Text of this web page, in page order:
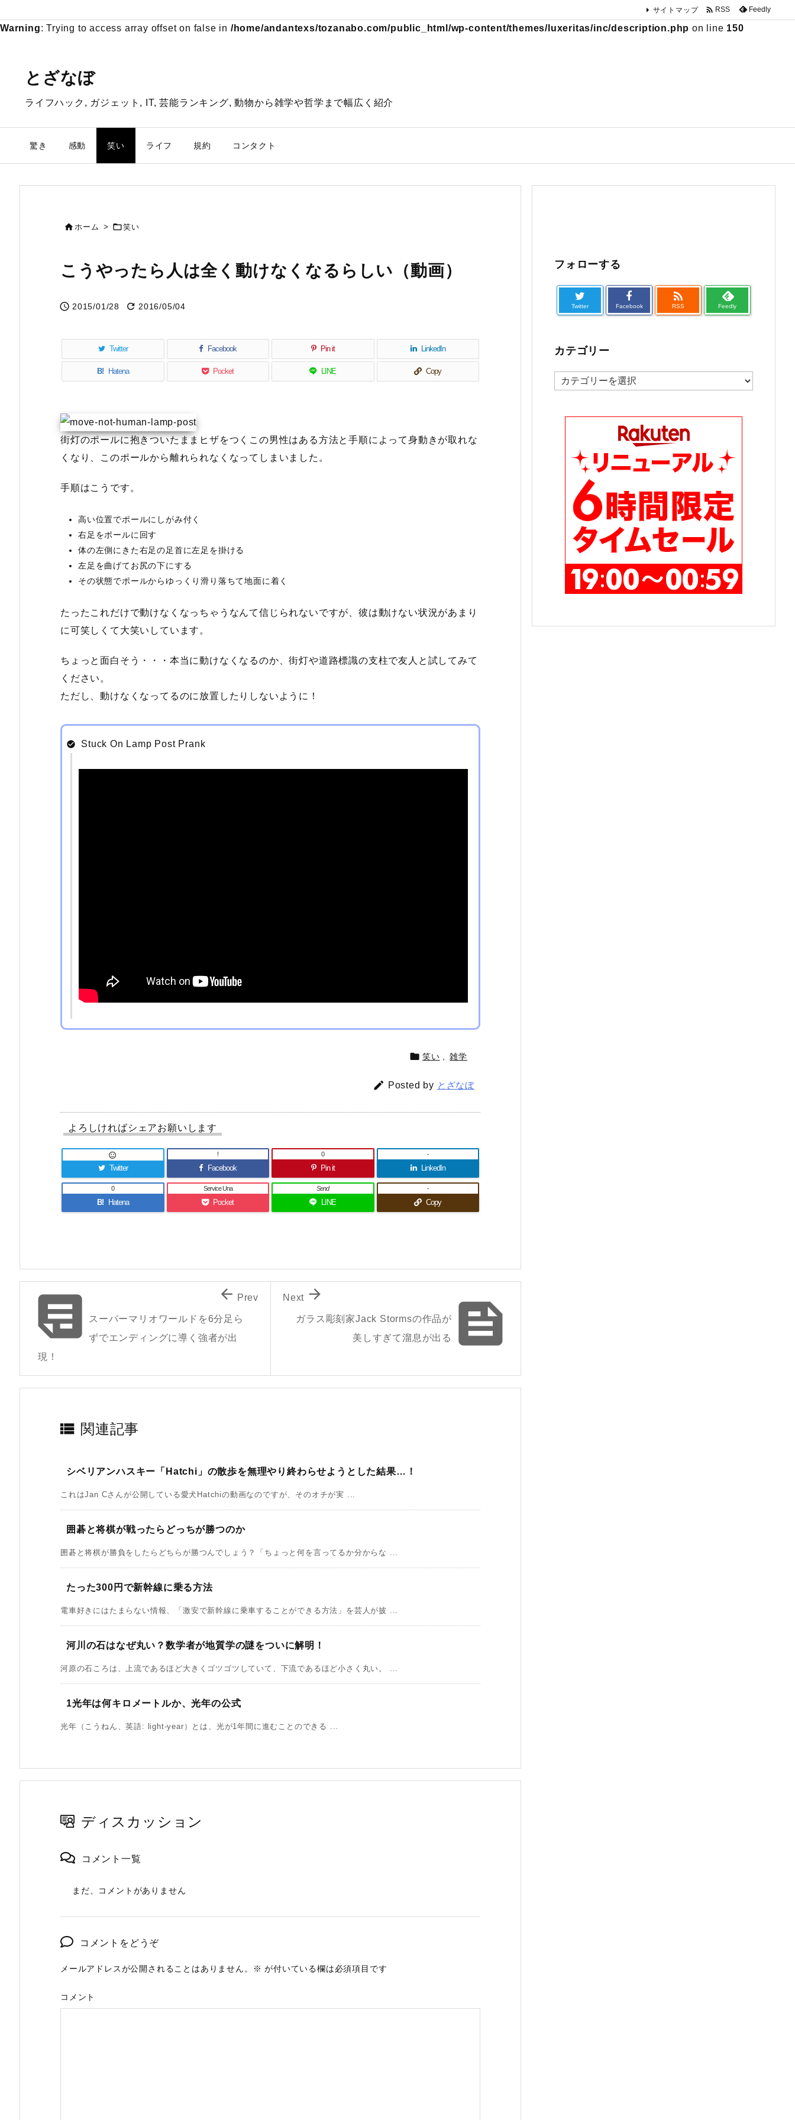
Warning: Trying to access array offset on false in /home/andantexs/tozanabo.com/public_html/wp-content/themes/luxeritas/inc/description.php on line 150
とざなぼ
ライフハック, ガジェット, IT, 芸能ランキング, 動物から雑学や哲学まで幅広く紹介
驚き 感動 笑い ライフ 規約 コンタクト
サイトマップ  RSS Feedly
ホーム > 笑い
こうやったら人は全く動けなくなるらしい（動画）
 2015/01/28  2016/05/04
Twitter Facebook Pin it LinkedIn
B! Hatena Pocket LINE Copy
街灯のポールに抱きついたままヒザをつくこの男性はある方法と手順によって身動きが取れな
くなり、このポールから離れられなくなってしまいました。
手順はこうです。
高い位置でポールにしがみ付く
右足をポールに回す
体の左側にきた右足の足首に左足を掛ける
左足を曲げてお尻の下にする
その状態でポールからゆっくり滑り落ちて地面に着く
たったこれだけで動けなくなっちゃうなんて信じられないですが、彼は動けない状況があまり
に可笑しくて大笑いしています。
ちょっと面白そう・・・本当に動けなくなるのか、街灯や道路標識の支柱で友人と試してみて
ください。
ただし、動けなくなってるのに放置したりしないように！
Stuck On Lamp Post Prank
 笑い , 雑学
 Posted by とざなぼ
よろしければシェアお願いします
Twitter

Facebook
!
Pin it
0
LinkedIn
-
B! Hatena
0
Pocket
Service Una
LINE
Send
Copy
-

ガラス彫刻家Jack Stormsの作品が
美しすぎて溜息が出る

Next
スーパーマリオワールドを6分足ら
ずでエンディングに導く強者が出
現！
 Prev
 関連記事
シベリアンハスキー「Hatchi」の散歩を無理やり終わらせようとした結果…！
これはJan Cさんが公開している愛犬Hatchiの動画なのですが、そのオチが実 ...
囲碁と将棋が戦ったらどっちが勝つのか
囲碁と将棋が勝負をしたらどちらが勝つんでしょう？「ちょっと何を言ってるか分からな ...
たった300円で新幹線に乗る方法
電車好きにはたまらない情報、「激安で新幹線に乗車することができる方法」を芸人が披 ...
河川の石はなぜ丸い？数学者が地質学の謎をついに解明！
河原の石ころは、上流であるほど大きくゴツゴツしていて、下流であるほど小さく丸い。 ...
1光年は何キロメートルか、光年の公式
光年（こうねん、英語: light-year）とは、光が1年間に進むことのできる ...
ディスカッション
コメント一覧
まだ、コメントがありません
コメントをどうぞ
メールアドレスが公開されることはありません。 ※ が付いている欄は必須項目です
コメント
フォローする
Twitter Facebook

RSS Feedly
カテゴリー
カ